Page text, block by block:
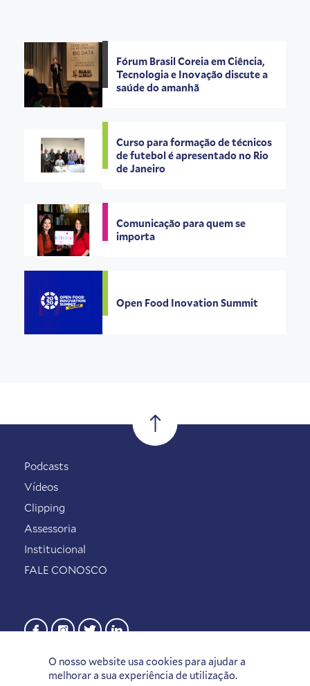
Fórum Brasil Coreia em Ciência,
Tecnologia e Inovação discute a
saúde do amanhã
Curso para formação de técnicos
de futebol é apresentado no Rio
de Janeiro
Comunicação para quem se
importa
Open Food Inovation Summit
O nosso website usa cookies para ajudar a
melhorar a sua experiência de utilização.
Podcasts
Vídeos
Clipping
Assessoria
Institucional
FALE CONOSCO